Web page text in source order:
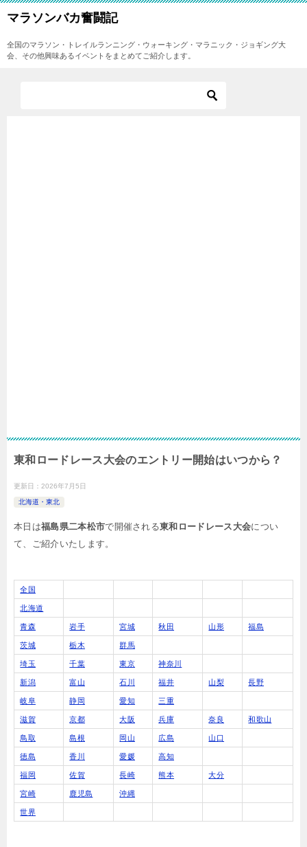
マラソンバカ奮闘記
全国のマラソン・トレイルランニング・ウォーキング・マラニック・ジョギング大
会、その他興味あるイベントをまとめてご紹介します。
東和ロードレース大会のエントリー開始はいつから？
更新日： 2026年7月5日
北海道・東北
本日は福島県二本松市で開催される東和ロードレース大会につい
て、ご紹介いたします。
全国
北海道
青森 岩手 宮城 秋田 山形 福島
茨城 栃木 群馬
埼玉 千葉 東京 神奈川
新潟 富山 石川 福井 山梨 長野
岐阜 静岡 愛知 三重
滋賀 京都 大阪 兵庫 奈良 和歌山
鳥取 島根 岡山 広島 山口
徳島 香川 愛媛 高知
福岡 佐賀 長崎 熊本 大分
宮崎 鹿児島 沖縄
世界